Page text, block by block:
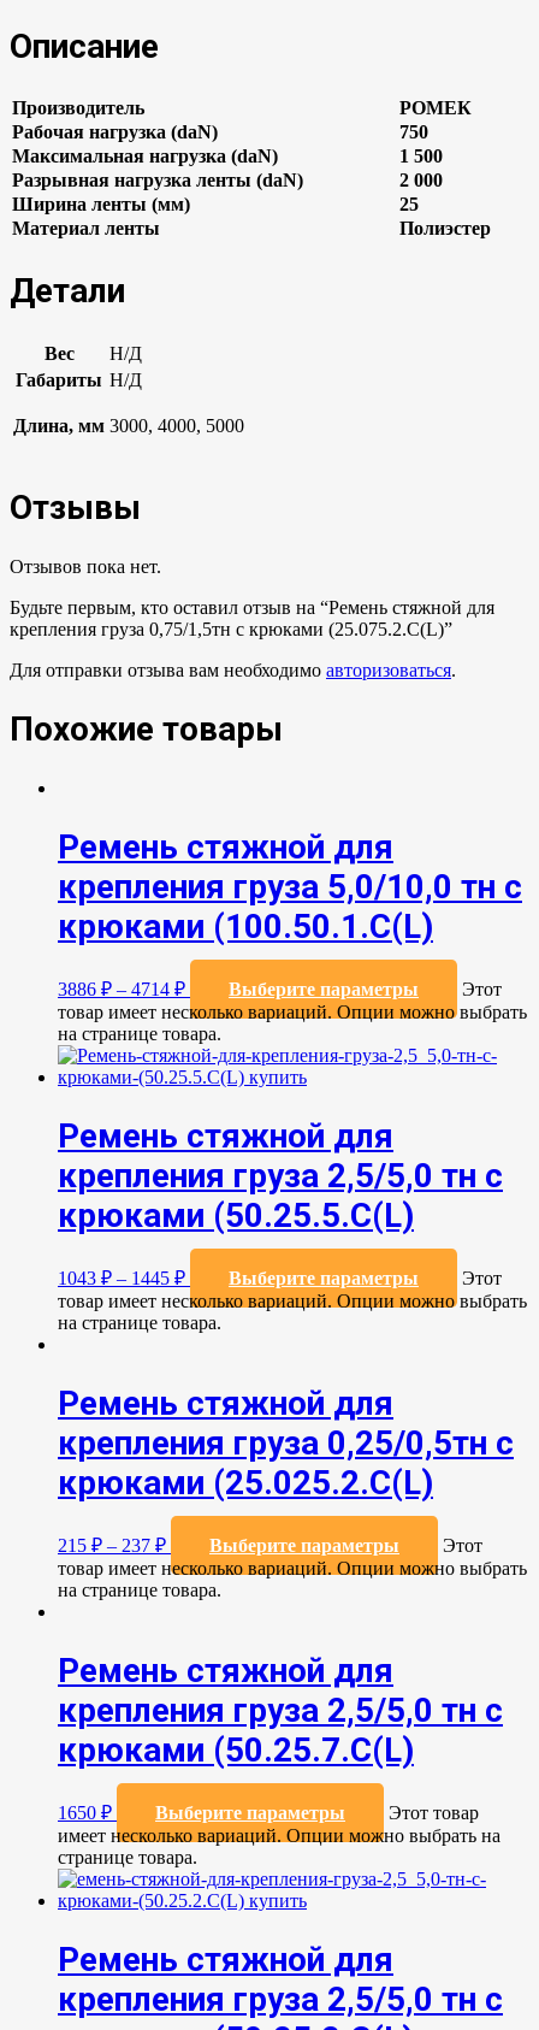
Описание
Производитель
РОМЕК
Рабочая нагрузка (daN)
750
Максимальная нагрузка (daN)
1 500
Разрывная нагрузка ленты (daN)
2 000
Ширина ленты (мм)
25
Материал ленты
Полиэстер
Детали
Вес
Н/Д
Габариты Н/Д
Длина, мм 3000, 4000, 5000
Отзывы
Отзывов пока нет.
Будьте первым, кто оставил отзыв на “Ремень стяжной для
крепления груза 0,75/1,5тн с крюками (25.075.2.C(L)”
Для отправки отзыва вам необходимо авторизоваться.
Похожие товары
Ремень стяжной для
крепления груза 5,0/10,0 тн с
крюками (100.50.1.С(L)
3886 ₽ – 4714 ₽ Выберите параметры
Этот
товар имеет несколько вариаций. Опции можно выбрать
на странице товара.
Ремень стяжной для
крепления груза 2,5/5,0 тн с
крюками (50.25.5.C(L)
1043 ₽ – 1445 ₽ Выберите параметры
Этот
товар имеет несколько вариаций. Опции можно выбрать
на странице товара.
Ремень стяжной для
крепления груза 0,25/0,5тн с
крюками (25.025.2.С(L)
215 ₽ – 237 ₽ Выберите параметры
Этот
товар имеет несколько вариаций. Опции можно выбрать
на странице товара.
Ремень стяжной для
крепления груза 2,5/5,0 тн с
крюками (50.25.7.С(L)
1650 ₽ Выберите параметры
Этот товар
имеет несколько вариаций. Опции можно выбрать на
странице товара.
Ремень стяжной для
крепления груза 2,5/5,0 тн с